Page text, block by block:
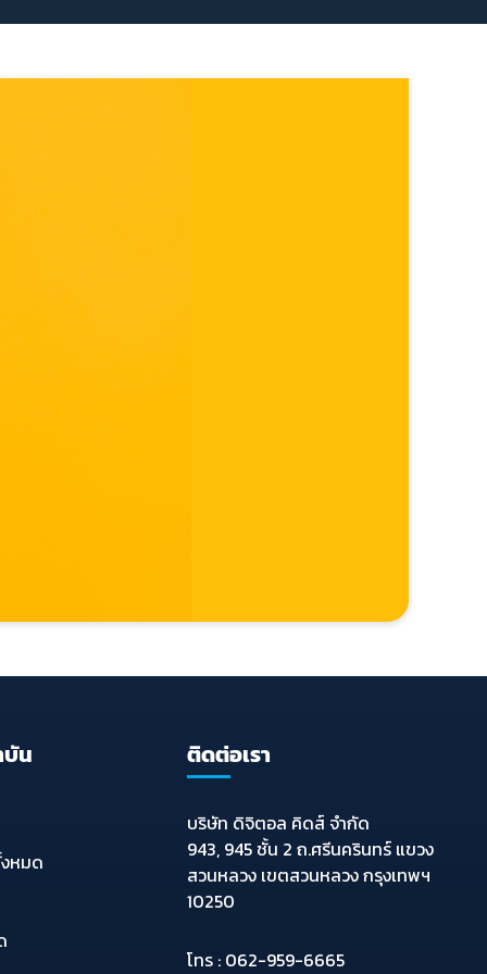
น
หมด
ติดต่อเรา
บริษัท ดิจิตอล คิดส์ จำกัด
943, 945 ชั้น 2 ถ.ศรีนครินทร์ แขวง
สวนหลวง เขตสวนหลวง กรุงเทพฯ
10250
โทร : 062-959-6665